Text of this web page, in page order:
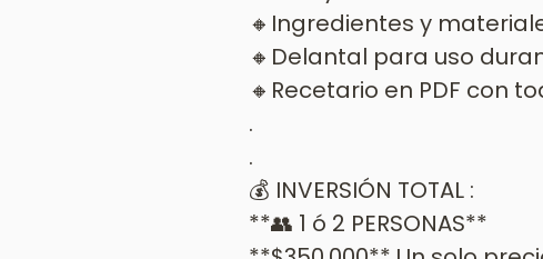
🔸Ingredientes y
🔸Delantal para uso
🔸Recetario en PDF con
.
.
💰 INVERSIÓN TOTAL :
**👥 1 ó 2 PERSONAS**